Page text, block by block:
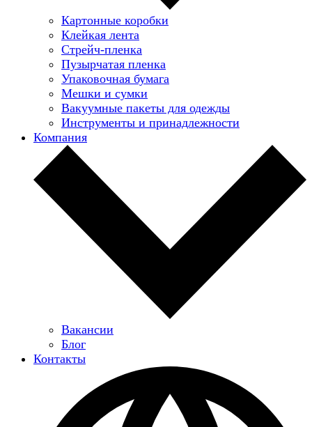
Картонные коробки
Клейкая лента
Стрейч-пленка
Пузырчатая пленка
Упаковочная бумага
Мешки и сумки
Вакуумные пакеты для одежды
Инструменты и принадлежности
Компания
Вакансии
Блог
Контакты